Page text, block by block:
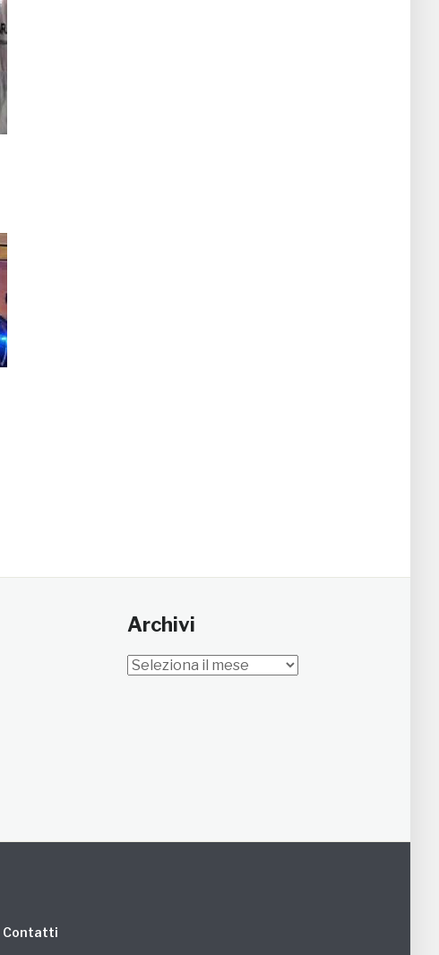
Archivi
Archivi
Contatti